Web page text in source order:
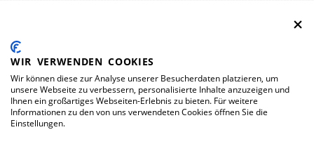
LEGAL
DOWNLOADS
WIR VERWENDEN COOKIES
Wir können diese zur Analyse unserer Besucherdaten platzieren, um
unsere Webseite zu verbessern, personalisierte Inhalte anzuzeigen und
Ihnen ein großartiges Webseiten-Erlebnis zu bieten. Für weitere
Informationen zu den von uns verwendeten Cookies öffnen Sie die
Einstellungen.